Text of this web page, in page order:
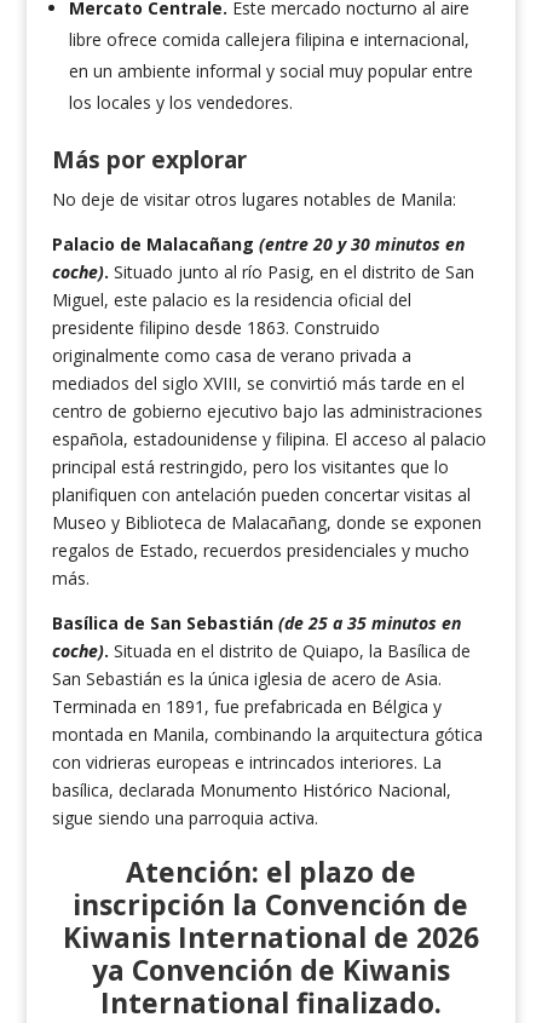
Mercato Centrale. Este mercado nocturno al aire
libre ofrece comida callejera filipina e internacional,
en un ambiente informal y social muy popular entre
los locales y los vendedores.
Más por explorar
No deje de visitar otros lugares notables de Manila:
Palacio de Malacañang (entre 20 y 30 minutos en
coche). Situado junto al río Pasig, en el distrito de San
Miguel, este palacio es la residencia oficial del
presidente filipino desde 1863. Construido
originalmente como casa de verano privada a
mediados del siglo XVIII, se convirtió más tarde en el
centro de gobierno ejecutivo bajo las administraciones
española, estadounidense y filipina. El acceso al palacio
principal está restringido, pero los visitantes que lo
planifiquen con antelación pueden concertar visitas al
Museo y Biblioteca de Malacañang, donde se exponen
regalos de Estado, recuerdos presidenciales y mucho
más.
Basílica de San Sebastián (de 25 a 35 minutos en
coche). Situada en el distrito de Quiapo, la Basílica de
San Sebastián es la única iglesia de acero de Asia.
Terminada en 1891, fue prefabricada en Bélgica y
montada en Manila, combinando la arquitectura gótica
con vidrieras europeas e intrincados interiores. La
basílica, declarada Monumento Histórico Nacional,
sigue siendo una parroquia activa.
Atención: el plazo de
inscripción la Convención de
Kiwanis International de 2026
ya Convención de Kiwanis
International finalizado.